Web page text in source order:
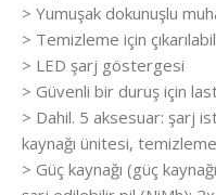
> Yumuşak dokunuşlu
> Temizleme için
> LED şarj göstergesi
> Güvenli bir duruş için
> Dahil. 5 aksesuar: şarj
kaynağı ünitesi,
> Güç kaynağı (güç